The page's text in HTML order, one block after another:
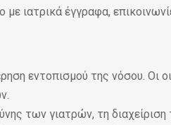
ιατρικά έγγραφα,
εντοπισμού της νόσου. Οι
των γιατρών, τη